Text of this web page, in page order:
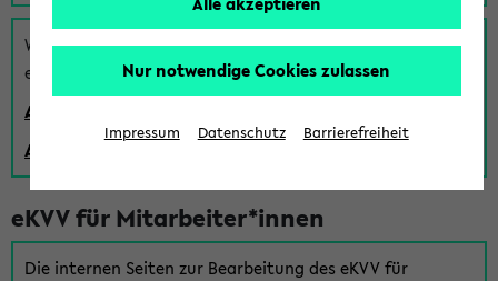
Wenn Sie (noch) kein Uni Login haben, können Sie das
eKVV auch über einen Gastzugang verwenden:
Anmeldung über einen vorhandenen Gastzugang
Anlegen eines neuen Gastzugangs
eKVV für Mitarbeiter*innen
Die internen Seiten zur Bearbeitung des eKVV für
Nur notwendige Cookies zulassen
Impressum Datenschutz Barrierefreiheit